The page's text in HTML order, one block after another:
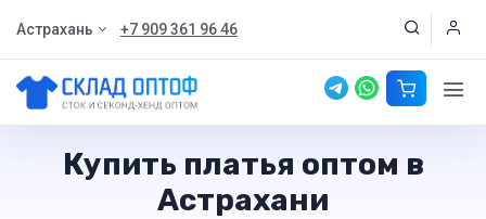
Астрахань +7 909 361 96 46
Купить платья оптом в
Астрахани